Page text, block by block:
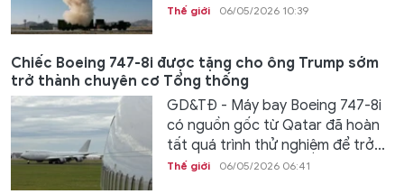
Thế giới 06/05/2026 10:39
Chiếc Boeing 747-8i được tặng cho ông Trump sớm
trở thành chuyên cơ Tổng thống
GD&TĐ - Máy bay Boeing 747-8i
có nguồn gốc từ Qatar đã hoàn
tất quá trình thử nghiệm để trở...
Thế giới 06/05/2026 06:41